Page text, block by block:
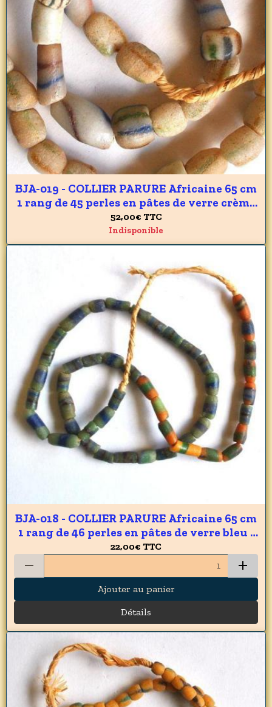
BJA-019 - COLLIER PARURE Africaine 65 cm
1 rang de 45 perles en pâtes de verre crème
du GHANA 10 x 15 mm - 525 carats 105 gr
52,00€ TTC
Indisponible
BJA-018 - COLLIER PARURE Africaine 65 cm
1 rang de 46 perles en pâtes de verre bleu /
vert du GHANA 6 x 10 mm - 220 carats 44 gr
22,00€ TTC
Ajouter au panier
Détails